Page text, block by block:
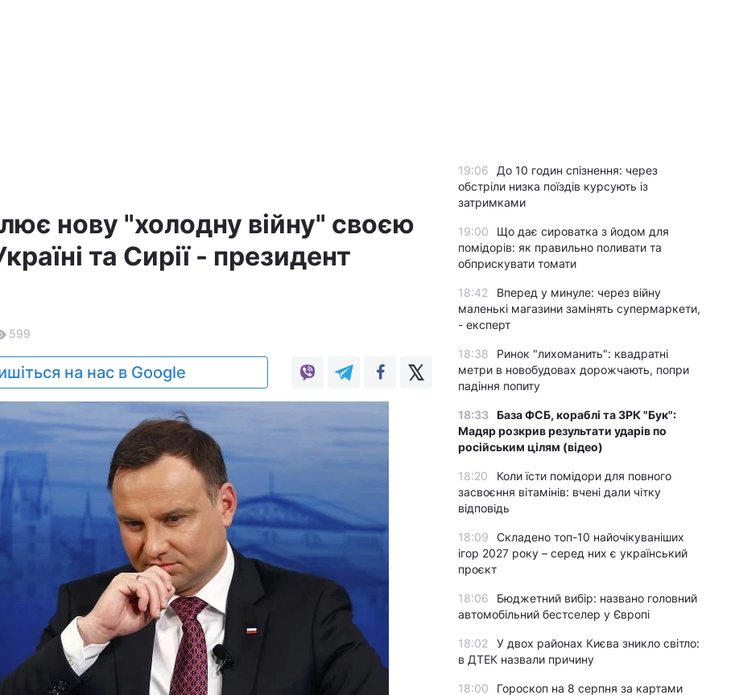
нову "холодну війну" своєю
та Сирії - президент
599
на нас в Google
19:06
До 10 годин спізнення: через
обстріли низка поїздів курсують із
затримками
19:00
Що дає сироватка з йодом для
помідорів: як правильно поливати та
обприскувати томати
18:42
Вперед у минуле: через війну
маленькі магазини замінять супермаркети,
- експерт
18:38
Ринок "лихоманить": квадратні
метри в новобудовах дорожчають, попри
падіння попиту
18:33 База ФСБ, кораблі та ЗРК "Бук":
Мадяр розкрив результати ударів по
російським цілям (відео)
18:20
Коли їсти помідори для повного
засвоєння вітамінів: вчені дали чітку
відповідь
18:09
Складено топ-10 найочікуваніших
ігор 2027 року – серед них є український
проєкт
18:06
Бюджетний вибір: названо головний
автомобільний бестселер у Європі
18:02
У двох районах Києва зникло світло:
в ДТЕК назвали причину
18:00 Гороскоп на 8 серпня за картами